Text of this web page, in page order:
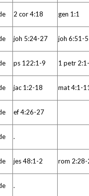
2 cor 4:18 gen 1:1
joh 5:24-27 joh 6:51-
ps 122:1-9 1 petr
jac 1:2-18 mat 4:1-
ef 4:26-27
.
jes 48:1-2 rom
.